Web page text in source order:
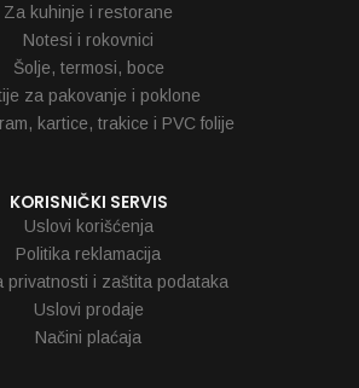
Za kuhinje i restorane
Notesi i rokovnici
Šolje, termosi, boce
za pakovanje i poklone
kartice, trakice i PVC folije
KORISNIČKI SERVIS
Uslovi korišćenja
Politika reklamacija
privatnosti i zaštita podataka
Uslovi prodaje
Načini plaćaja